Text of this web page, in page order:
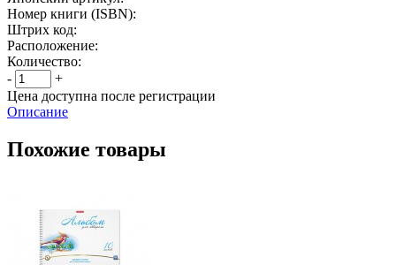
Номер книги (ISBN):
Штрих код:
Расположение:
Количество:
-
+
Цена доступна после регистрации
Описание
Похожие товары